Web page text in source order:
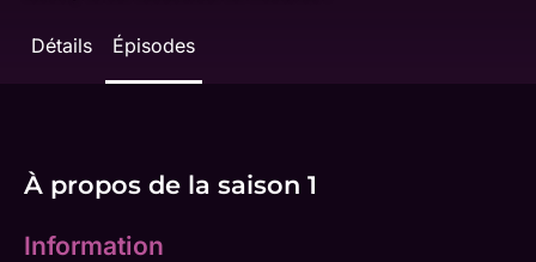
Détails Épisodes
À propos de la saison 1
Information